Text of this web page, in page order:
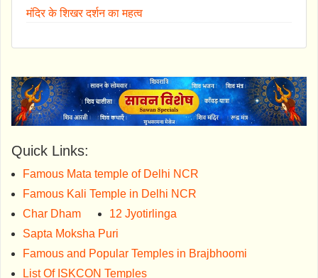
मंदिर के शिखर दर्शन का महत्व
Quick Links:
Famous Mata temple of Delhi NCR
Famous Kali Temple in Delhi NCR
Char Dham
12 Jyotirlinga
Sapta Moksha Puri
Famous and Popular Temples in Brajbhoomi
List Of ISKCON Temples